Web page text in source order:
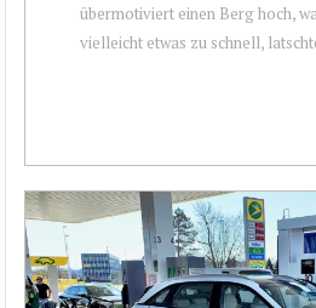
übermotiviert einen Berg hoch,
vielleicht etwas zu schnell,